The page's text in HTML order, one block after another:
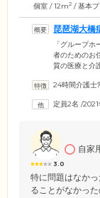
個室 / 12m2 / 基本
琵琶湖大橋
心をお届け
「グループ
者のためのお
質の医療と介
ら、24時間体
極的に参加し
24時間介護士
定員2名 /
3.0
自家
特に問題はなか
ることがなかっ